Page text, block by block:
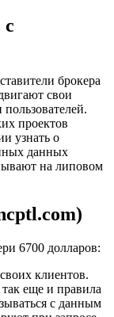
брокера
свои
проектов
узнать о
данных
на липовом
6700 долларов:
клиентов.
еще и правила
с данным